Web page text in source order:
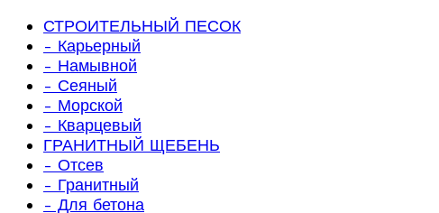
СТРОИТЕЛЬНЫЙ ПЕСОК
- Карьерный
- Намывной
- Сеяный
- Морской
- Кварцевый
ГРАНИТНЫЙ ЩЕБЕНЬ
- Отсев
- Гранитный
- Для бетона